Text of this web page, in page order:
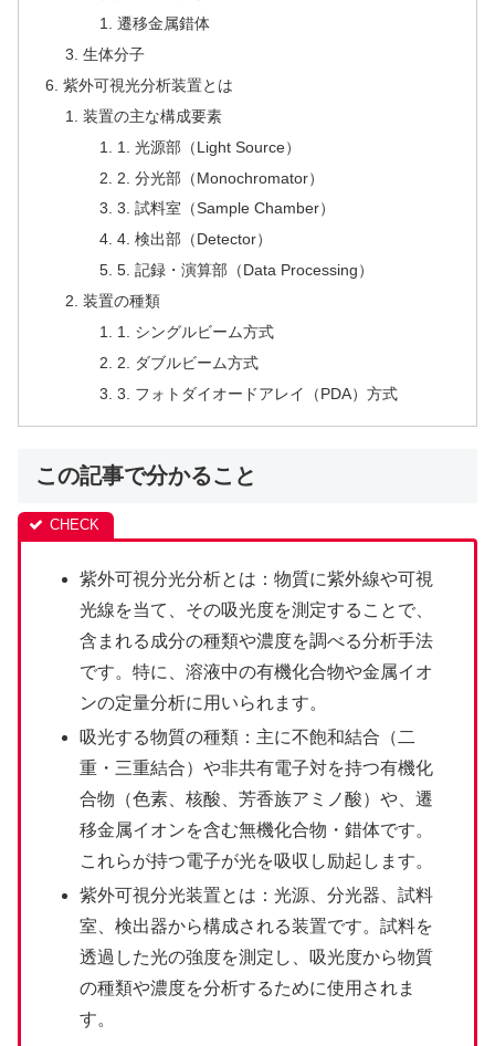
遷移金属錯体
生体分子
紫外可視光分析装置とは
装置の主な構成要素
1. 光源部（Light Source）
2. 分光部（Monochromator）
3. 試料室（Sample Chamber）
4. 検出部（Detector）
5. 記録・演算部（Data Processing）
装置の種類
1. シングルビーム方式
2. ダブルビーム方式
3. フォトダイオードアレイ（PDA）方式
この記事で分かること
紫外可視分光分析とは：物質に紫外線や可視
光線を当て、その吸光度を測定することで、
含まれる成分の種類や濃度を調べる分析手法
です。特に、溶液中の有機化合物や金属イオ
ンの定量分析に用いられます。
吸光する物質の種類：主に不飽和結合（二
重・三重結合）や非共有電子対を持つ有機化
合物（色素、核酸、芳香族アミノ酸）や、遷
移金属イオンを含む無機化合物・錯体です。
これらが持つ電子が光を吸収し励起します。
紫外可視分光装置とは：光源、分光器、試料
室、検出器から構成される装置です。試料を
透過した光の強度を測定し、吸光度から物質
の種類や濃度を分析するために使用されま
す。